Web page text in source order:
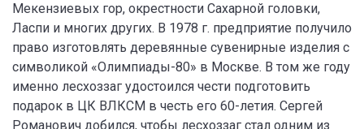
Мекензиевых гор, окрестности Сахарной головки,
Ласпи и многих других. В 1978 г. предприятие получило
право изготовлять деревянные сувенирные изделия с
символикой «Олимпиады-80» в Москве. В том же году
именно лесхоззаг удостоился чести подготовить
подарок в ЦК ВЛКСМ в честь его 60-летия. Сергей
Романович добился, чтобы лесхоззаг стал одним из